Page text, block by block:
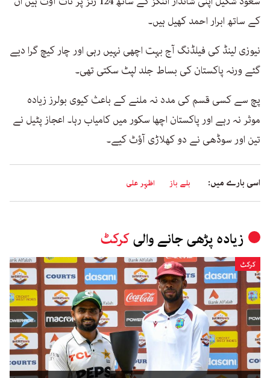
کے ساتھ ابرار احمد کھیل ہیں۔
نیوزی لینڈ کی فیلڈنگ آج بہت اچھی نہیں رہی اور چار کیچ گرا دیے
گئے ورنہ پاکستان کی بساط جلد لپٹ سکتی تھی۔
پچ سے کسی قسم کی مدد نہ ملنے کے باعث کیوی بولرز زیادہ
موثر نہ رہے اور پاکستان اچھا سکور میں کامیاب رہا۔ اعجاز پٹیل نے
تین اور سوڈھی نے دو کھلاڑی آؤٹ کیے۔
اسی بارے میں: بلے باز اظہر علی
زیادہ پڑھی جانے والیکرکٹ
کرکٹ